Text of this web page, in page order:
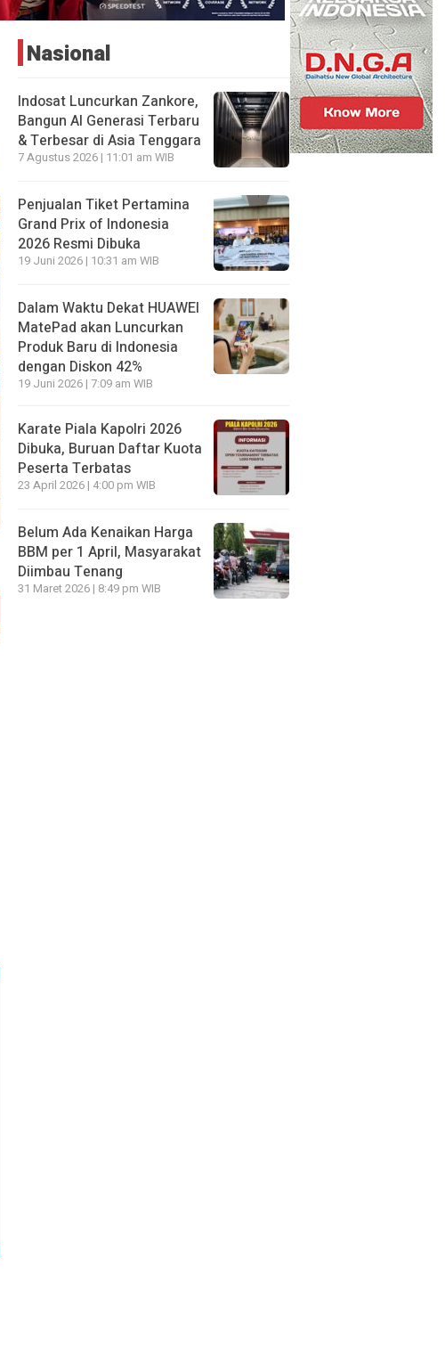
Nasional
Indosat Luncurkan Zankore,
Bangun AI Generasi Terbaru
& Terbesar di Asia Tenggara
7 Agustus 2026 | 11:01 am WIB
Penjualan Tiket Pertamina
Grand Prix of Indonesia
2026 Resmi Dibuka
19 Juni 2026 | 10:31 am WIB
Dalam Waktu Dekat HUAWEI
MatePad akan Luncurkan
Produk Baru di Indonesia
dengan Diskon 42%
19 Juni 2026 | 7:09 am WIB
Karate Piala Kapolri 2026
Dibuka, Buruan Daftar Kuota
Peserta Terbatas
23 April 2026 | 4:00 pm WIB
Belum Ada Kenaikan Harga
BBM per 1 April, Masyarakat
Diimbau Tenang
31 Maret 2026 | 8:49 pm WIB